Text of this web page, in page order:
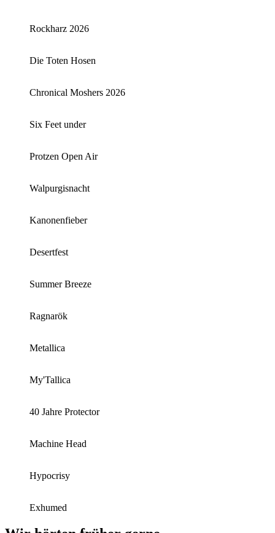
Rockharz 2026
Die Toten Hosen
Chronical Moshers 2026
Six Feet under
Protzen Open Air
Walpurgisnacht
Kanonenfieber
Desertfest
Summer Breeze
Ragnarök
Metallica
My'Tallica
40 Jahre Protector
Machine Head
Hypocrisy
Exhumed